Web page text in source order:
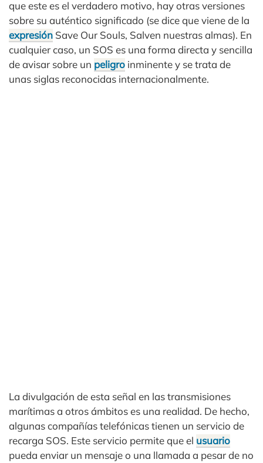
que este es el verdadero motivo, hay otras versiones
sobre su auténtico significado (se dice que viene de la
expresión Save Our Souls, Salven nuestras almas). En
cualquier caso, un SOS es una forma directa y sencilla
de avisar sobre un peligro inminente y se trata de
unas siglas reconocidas internacionalmente.
La divulgación de esta señal en las transmisiones
marítimas a otros ámbitos es una realidad. De hecho,
algunas compañías telefónicas tienen un servicio de
recarga SOS. Este servicio permite que el usuario
pueda enviar un mensaje o una llamada a pesar de no